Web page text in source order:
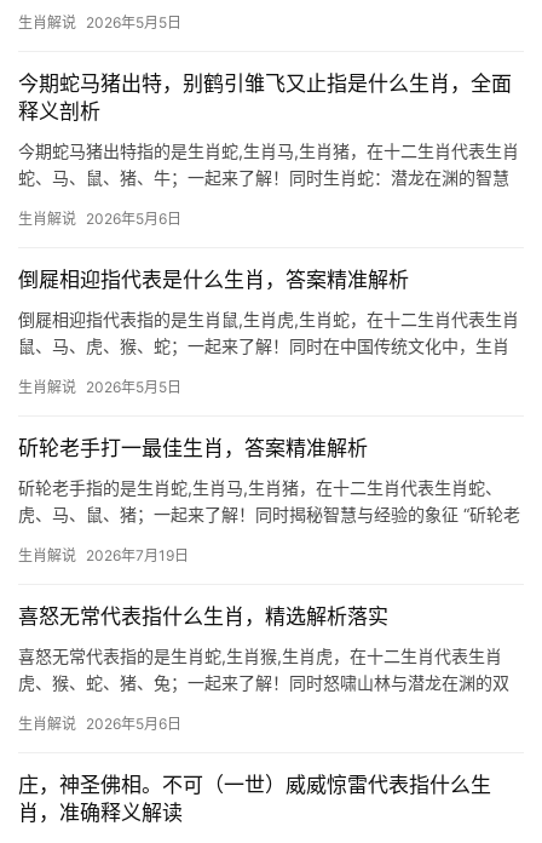
势如火，此成语暗喻借势发力、事半功倍，2025乙巳蛇年，生肖虎
生肖解说 2026年5月5日
今期蛇马猪出特，别鹤引雏飞又止指是什么生肖，全面
释义剖析
今期蛇马猪出特指的是生肖蛇,生肖马,生肖猪，在十二生肖代表生肖
蛇、马、鼠、猪、牛；一起来了解！同时生肖蛇：潜龙在渊的智慧
鹤引雏飞又止”，暗喻蛇类蛰伏后突进的特性——看似静默，实则蓄
生肖解说 2026年5月6日
倒屣相迎指代表是什么生肖，答案精准解析
倒屣相迎指代表指的是生肖鼠,生肖虎,生肖蛇，在十二生肖代表生肖
鼠、马、虎、猴、蛇；一起来了解！同时在中国传统文化中，生肖
势，我们将深入解读三个生肖的成语释义、运势走向及风水破解之
生肖解说 2026年5月5日
斫轮老手打一最佳生肖，答案精准解析
斫轮老手指的是生肖蛇,生肖马,生肖猪，在十二生肖代表生肖蛇、
虎、马、鼠、猪；一起来了解！同时揭秘智慧与经验的象征 “斫轮老
合这一特质，蛇类天生敏锐，善于蛰伏观察，行动时一击即中，恰
生肖解说 2026年7月19日
喜怒无常代表指什么生肖，精选解析落实
喜怒无常代表指的是生肖蛇,生肖猴,生肖虎，在十二生肖代表生肖
虎、猴、蛇、猪、兔；一起来了解！同时怒啸山林与潜龙在渊的双
爆发与静谧时的蛰伏，虎年出生者（尤其是29岁和41岁人群）下半
生肖解说 2026年5月6日
庄，神圣佛相。不可（一世）威威惊雷代表指什么生
肖，准确释义解读